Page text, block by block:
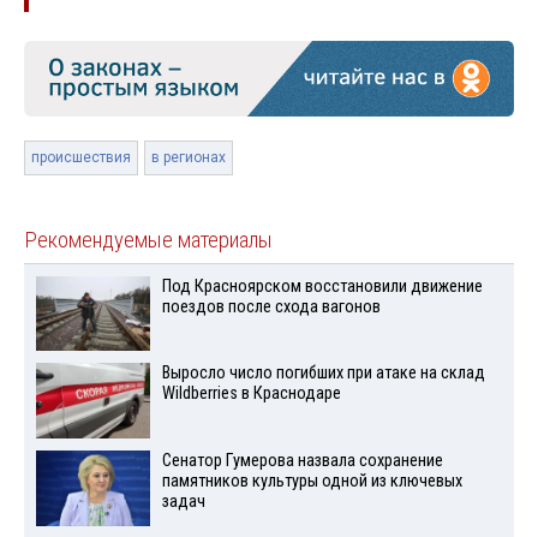
происшествия в регионах
Рекомендуемые материалы
Под Красноярском восстановили движение
поездов после схода вагонов
Выросло число погибших при атаке на склад
Wildberries в Краснодаре
Сенатор Гумерова назвала сохранение
памятников культуры одной из ключевых
задач